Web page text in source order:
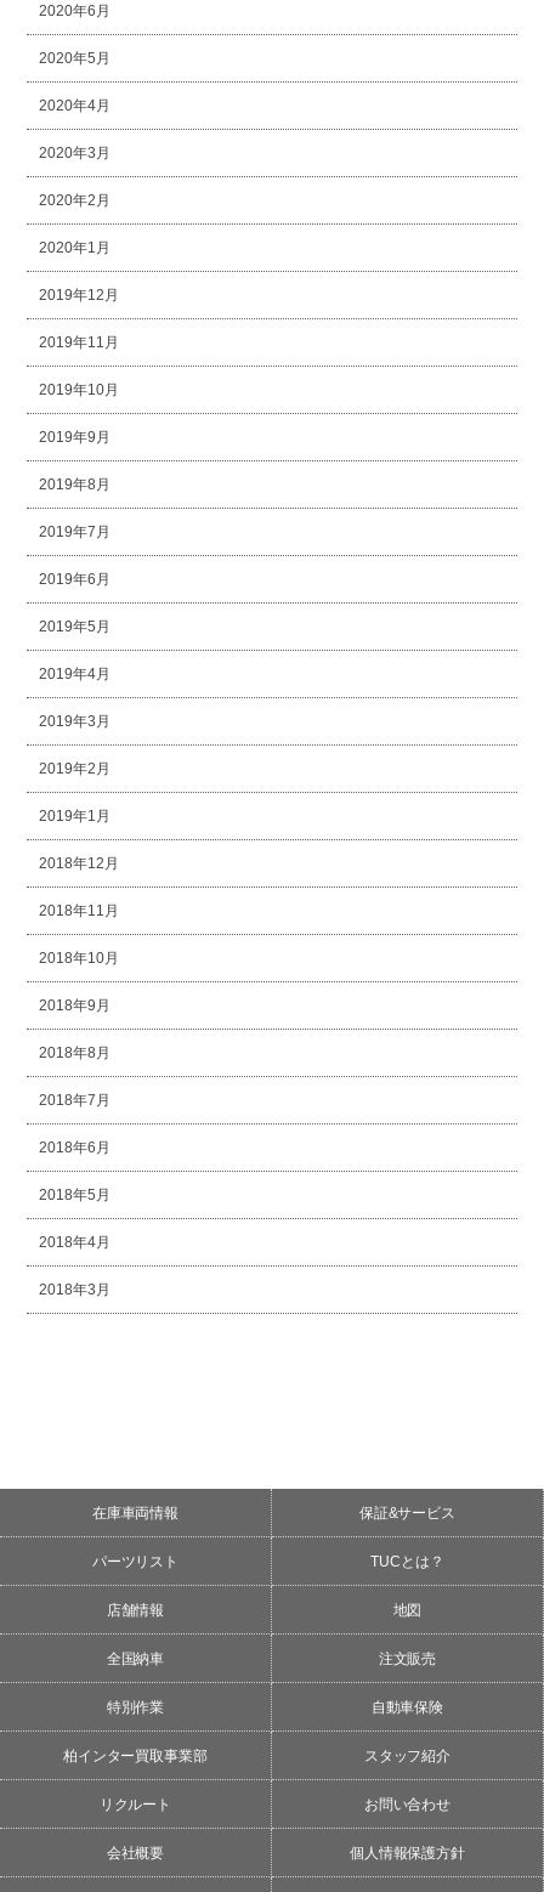
2020年6月
2020年5月
2020年4月
2020年3月
2020年2月
2020年1月
2019年12月
2019年11月
2019年10月
2019年9月
2019年8月
2019年7月
2019年6月
2019年5月
2019年4月
2019年3月
2019年2月
2019年1月
2018年12月
2018年11月
2018年10月
2018年9月
2018年8月
2018年7月
2018年6月
2018年5月
2018年4月
2018年3月
在庫車両情報 保証&サービス
パーツリスト TUCとは？
店舗情報 地図
全国納車 注文販売
特別作業 自動車保険
柏インター買取事業部 スタッフ紹介
リクルート お問い合わせ
会社概要 個人情報保護方針